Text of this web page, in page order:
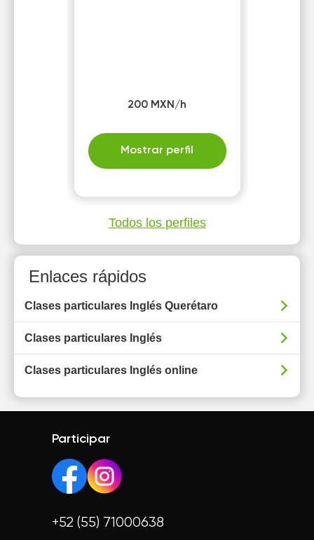
200 MXN/h
Mostrar perfil
Todos los perfiles
Enlaces rápidos
Clases particulares Inglés Querétaro
Clases particulares Inglés
Clases particulares Inglés online
Participar
+52 (55) 71000638